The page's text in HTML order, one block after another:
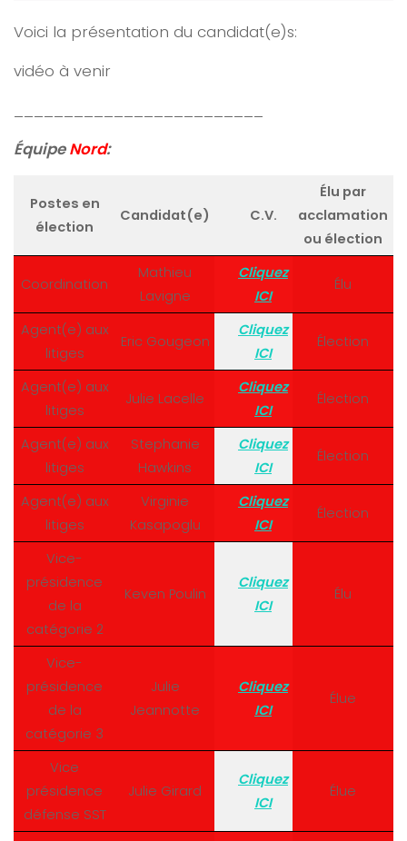
Voici la présentation du candidat(e)s:
vidéo à venir
ÉquipeNord:
Postes en
élection
Candidat(e) C.V.
Élu par
acclamation
ou élection
Coordination
Mathieu
Lavigne
Cliquez
ICI
Élu
Agent(e) aux
litiges
Eric Gougeon
Cliquez
ICI
Élection
Agent(e) aux
litiges
Julie Lacelle
Cliquez
ICI
Élection
Agent(e) aux
litiges
Stephanie
Hawkins
Cliquez
ICI
Élection
Agent(e) aux
litiges
Virginie
Kasapoglu
Cliquez
ICI
Élection
Vice-
présidence
de la
catégorie 2
Keven Poulin
Cliquez
ICI
Élu
Vice-
présidence
de la
catégorie 3
Julie
Jeannotte
Cliquez
ICI
Élue
Vice
présidence
défense SST
Julie Girard
Cliquez
ICI
Élue